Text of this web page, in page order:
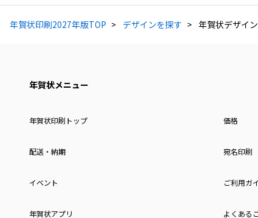
年賀状印刷2027年版TOP デザインを探す 年賀状デザイ
年賀状メニュー
年賀状印刷トップ 価格
配送・納期 宛名印刷
イベント ご利用ガ
年賀状アプリ よくある